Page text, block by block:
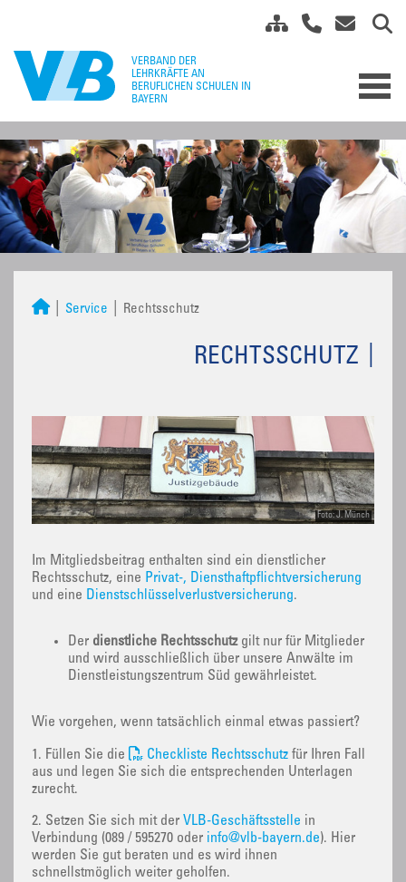
Service Rechtsschutz
RECHTSSCHUTZ
Foto: J. Münch
Im Mitgliedsbeitrag enthalten sind ein dienstlicher
Rechtsschutz, eine Privat-, Diensthaftpflichtversicherung
und eine Dienstschlüsselverlustversicherung.
Der dienstliche Rechtsschutzgilt nur für Mitglieder
und wird ausschließlich über unsere Anwälte im
Dienstleistungszentrum Süd gewährleistet.
Wie vorgehen, wenn tatsächlich einmal etwas passiert?
1. Füllen Sie die Checkliste Rechtsschutz für Ihren Fall
aus und legen Sie sich die entsprechenden Unterlagen
zurecht.
2. Setzen Sie sich mit der VLB-Geschäftsstelle in
Verbindung (089 / 595270 oder info@vlb-bayern.de). Hier
werden Sie gut beraten und es wird ihnen
schnellstmöglich weiter geholfen.